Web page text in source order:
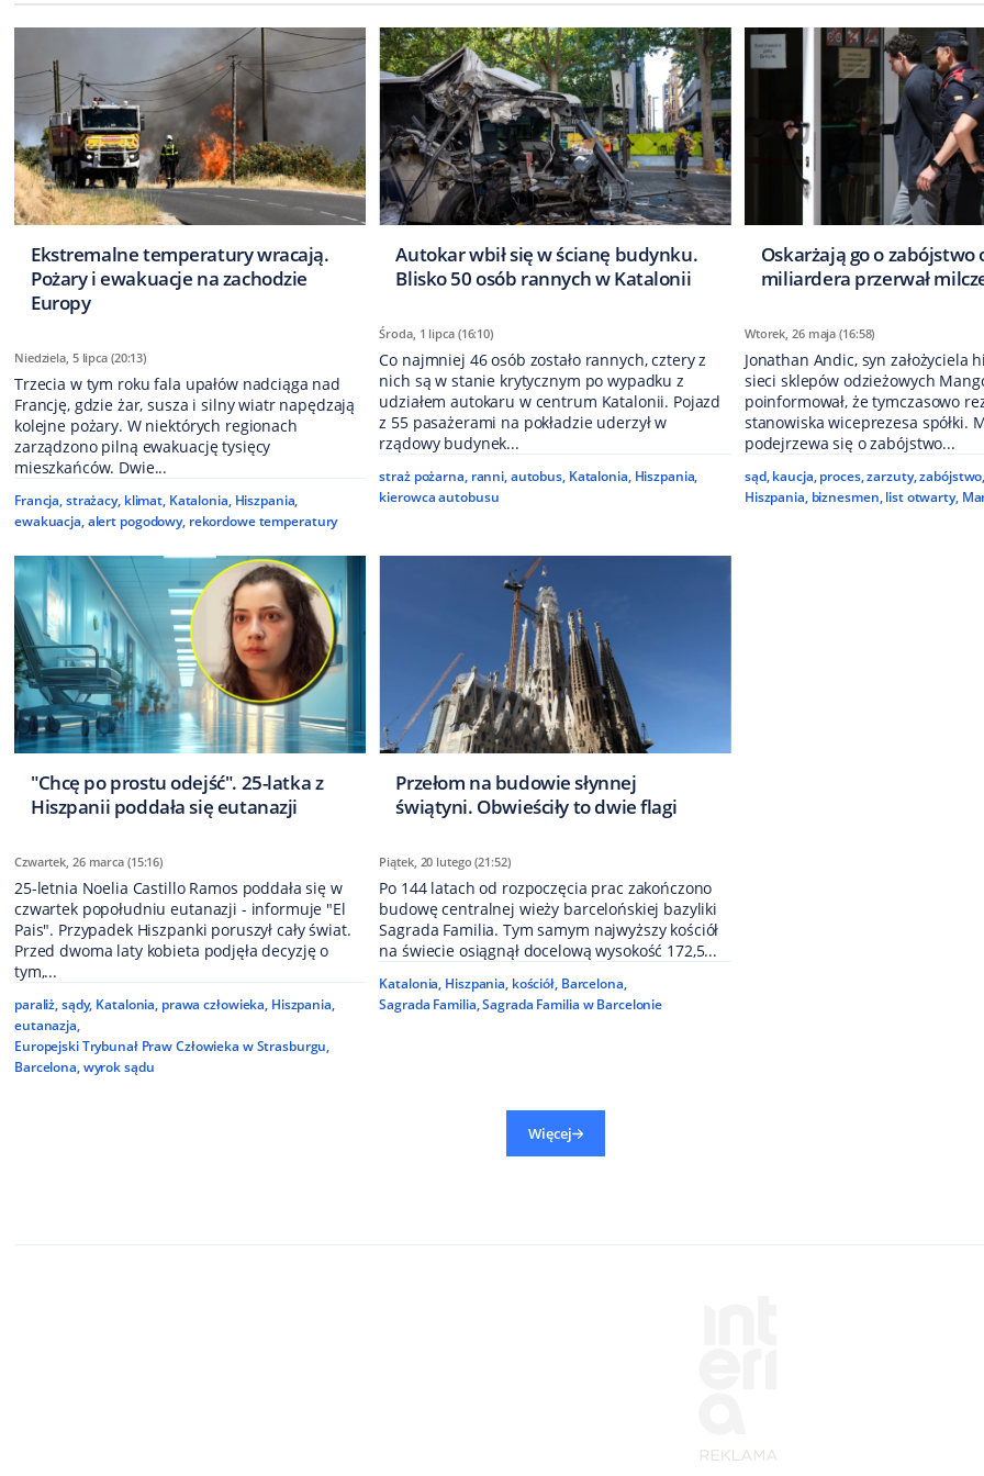
Ekstremalne temperatury wracają.
Pożary i ewakuacje na zachodzie
Europy
Niedziela, 5 lipca (20:13)
Trzecia w tym roku fala upałów nadciąga nad
Francję, gdzie żar, susza i silny wiatr napędzają
kolejne pożary. W niektórych regionach
zarządzono pilną ewakuację tysięcy
mieszkańców. Dwie...
Francja,strażacy, klimat, Katalonia, Hiszpania,
ewakuacja,alert pogodowy, rekordowe temperatury
Autokar wbił się w ścianę budynku.
Blisko 50 osób rannych w Katalonii
Środa, 1 lipca (16:10)
Co najmniej 46 osób zostało rannych, cztery z
nich są w stanie krytycznym po wypadku z
udziałem autokaru w centrum Katalonii. Pojazd
z 55 pasażerami na pokładzie uderzył w
rządowy budynek...
straż pożarna, ranni,autobus, Katalonia, Hiszpania,
kierowca autobusu
Oskarżają go o zabójstwo
miliardera przerwał
Wtorek, 26 maja (16:58)
Jonathan Andic, syn założyciela
sieci sklepów odzieżowych
poinformował, że tymczasowo
stanowiska wiceprezesa spółki.
podejrzewa się o zabójstwo...
sąd, kaucja, proces,zarzuty,zabójstwo
Hiszpania, biznesmen, list otwarty,
"Chcę po prostu odejść". 25-latka z
Hiszpanii poddała się eutanazji
Czwartek, 26 marca (15:16)
25-letnia Noelia Castillo Ramos poddała się w
czwartek popołudniu eutanazji - informuje "El
Pais". Przypadek Hiszpanki poruszył cały świat.
Przed dwoma laty kobieta podjęła decyzję o
tym,...
paraliż,sądy, Katalonia, prawa człowieka, Hiszpania,
eutanazja,
Europejski Trybunał Praw Człowieka w Strasburgu,
Barcelona,wyrok sądu
Przełom na budowie słynnej
świątyni. Obwieściły to dwie flagi
Piątek, 20 lutego (21:52)
Po 144 latach od rozpoczęcia prac zakończono
budowę centralnej wieży barcelońskiej bazyliki
Sagrada Familia. Tym samym najwyższy kościół
na świecie osiągnął docelową wysokość 172,5...
Katalonia, Hiszpania, kościół, Barcelona,
Sagrada Familia,Sagrada Familia w Barcelonie
Więcej